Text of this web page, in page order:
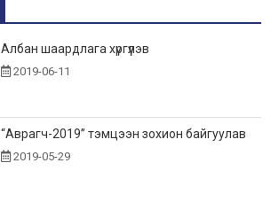
Албан шаардлага хүргүүлэв
2019-06-11
“Аврагч-2019” тэмцээн зохион байгуулав
2019-05-29